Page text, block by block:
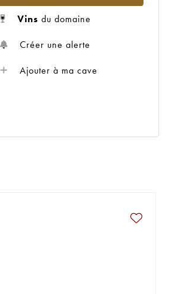
Vins du domaine
Créer une alerte
Ajouter à ma cave